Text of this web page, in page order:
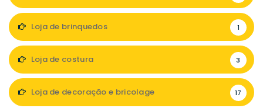
Loja de brinquedos 1
Loja de costura 3
Loja de decoração e bricolage 17